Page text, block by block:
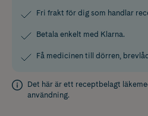
Fri frakt för dig som handlar
Betala enkelt med Klarna.
Få medicinen till dörren,
Det här är ett receptbelagt
användning.